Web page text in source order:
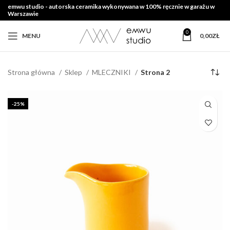
emwu studio - autorska ceramika wykonywana w 100% ręcznie w garażu w
Warszawie
MENU 0 0,00ZŁ
Strona główna Sklep MLECZNIKI Strona 2
-25%